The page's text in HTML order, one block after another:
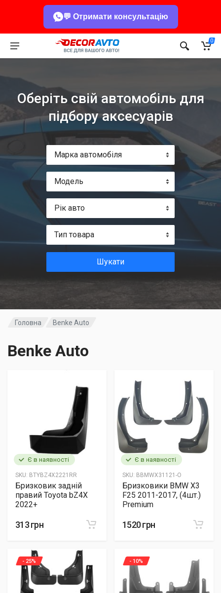
💬 Отримати консультацію
0
Оберіть свій автомобіль для
підбору аксесуарів
Марка автомобіля
Модель
Рік авто
Тип товара
Шукати
Головна Benke Auto
Benke Auto
Є в наявності
SKU: BTYBZ4X2221RR
Бризковик задній
правий Toyota bZ4X
2022+
313 грн
Є в наявності
SKU: BBMWX31121-O
Бризковики BMW X3
F25 2011-2017, (4шт.)
Premium
1520 грн
- 25% - 10%